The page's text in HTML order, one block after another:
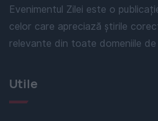
Evenimentul Zilei este o
celor care apreciază știrile
relevante din toate domeniile
Utile